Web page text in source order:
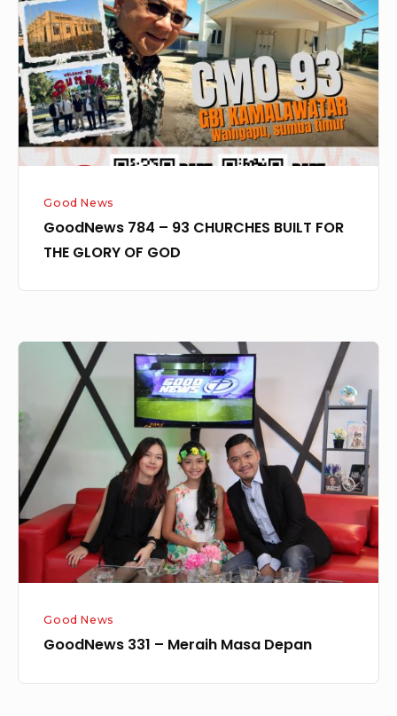
93
CHURCHES
BUILT
FOR
THE
GLORY
Good News
GoodNews 784 – 93 CHURCHES BUILT FOR
THE GLORY OF GOD
GoodNews
Meraih
Masa
Depan
Good News
GoodNews 331 – Meraih Masa Depan